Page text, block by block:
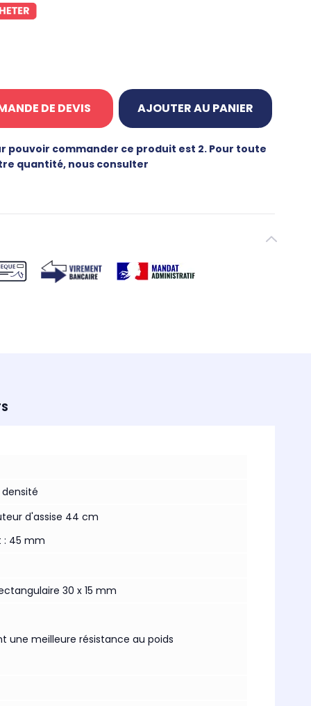
DE DEVIS AJOUTER AU PANIER
pouvoir commander ce produit est 2. Pour toute
quantité, nous consulter
d'assise 44 cm
: 45 mm
30 x 15 mm
une meilleure résistance au poids